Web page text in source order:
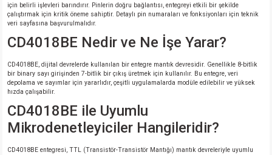
için belirli işlevleri barındırır. Pinlerin doğru bağlantısı, entegreyi etkili bir şekilde
çalıştırmak için kritik öneme sahiptir. Detaylı pin numaraları ve fonksiyonları için teknik
veri sayfasına başvurulmalıdır.
CD4018BE Nedir ve Ne İşe Yarar?
CD4018BE, dijital devrelerde kullanılan bir entegre mantık devresidir. Genellikle 8-bitlik
bir binary sayı girişinden 7-bitlik bir çıkış üretmek için kullanılır. Bu entegre, veri
depolama ve sayımlar için yararlıdır, çeşitli uygulamalarda modüle edilebilir ve yüksek
hızda çalışabilir.
CD4018BE ile Uyumlu
Mikrodenetleyiciler Hangileridir?
CD4018BE entegresi, TTL (Transistör-Transistör Mantığı) mantık devreleriyle uyumlu